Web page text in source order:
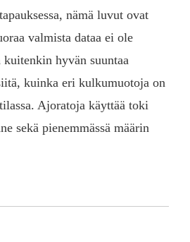
nämä luvut ovat
valmista dataa ei ole
hyvän suuntaa
kuinka eri kulkumuotoja on
Ajoratoja käyttää toki
sekä pienemmässä määrin